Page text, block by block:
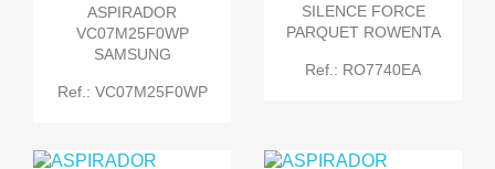
ASPIRADOR
VC07M25F0WP
SAMSUNG
Ref.: VC07M25F0WP
SILENCE FORCE
PARQUET ROWENTA
Ref.: RO7740EA